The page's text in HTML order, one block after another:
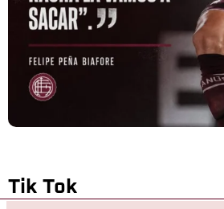
Tik Tok